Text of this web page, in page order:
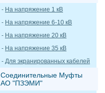
- На напряжение 1 кВ
- На напряжение 6-10 кВ
- На напряжение 20 кВ
- На напряжение 35 кВ
- Для экранированных кабелей
Соединительные Муфты
АО "ПЗЭМИ"